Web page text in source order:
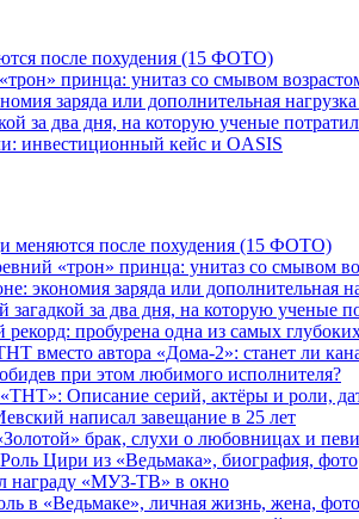
после похудения (15 ФОТО)
принца: унитаз со смывом
заряда или дополнительная
за два дня, на которую ученые
инвестиционный кейс и OASIS
меняются после похудения (15 ФОТО)
«трон» принца: унитаз со смывом
экономия заряда или дополнительная
за два дня, на которую ученые
пробурена одна из самых
вместо автора «Дома-2»: станет ли
при этом любимого исполнителя?
Описание серий, актёры и роли,
написал завещание в 25 лет
брак, слухи о любовницах и
Цири из «Ведьмака», биография, фото
награду «МУЗ-ТВ» в окно
в «Ведьмаке», личная жизнь, жена,